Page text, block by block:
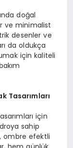
doğal
ve minimalist
desenler ve
da oldukça
için kaliteli
Tasarımları
için
sahip
ombre efektli